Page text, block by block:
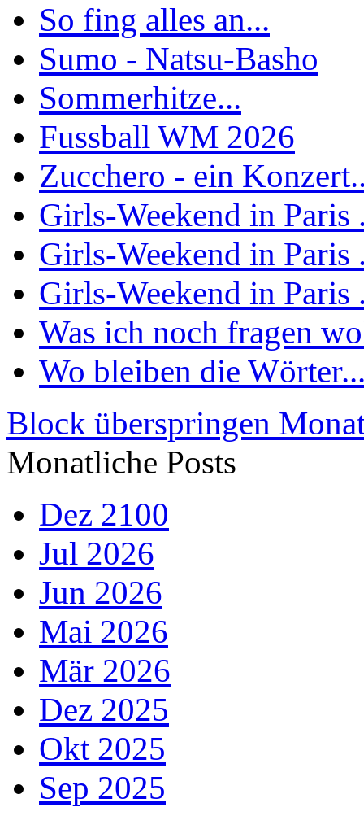
So fing alles an...
Sumo - Natsu-Basho
Sommerhitze...
Fussball WM 2026
Zucchero - ein
Girls-Weekend in Paris
Girls-Weekend in Paris
Girls-Weekend in Paris
Was ich noch fragen
Wo bleiben die
Block überspringen
Monatliche Posts
Dez 2100
Jul 2026
Jun 2026
Mai 2026
Mär 2026
Dez 2025
Okt 2025
Sep 2025